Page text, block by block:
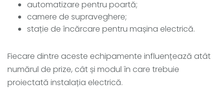
automatizare pentru poartă;
camere de supraveghere;
stație de încărcare pentru mașina electrică.
Fiecare dintre aceste echipamente influențează atât
numărul de prize, cât și modul în care trebuie
proiectată instalația electrică.